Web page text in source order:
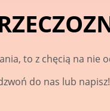
to z chęcią na nie
do nas lub napisz!